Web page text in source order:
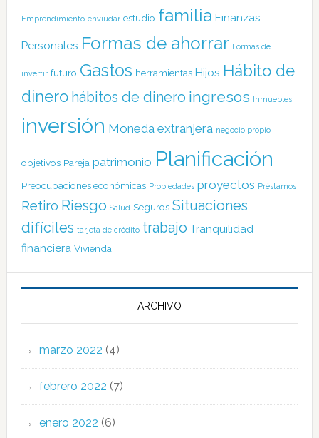
Emprendimiento enviudar estudio familia Finanzas
Personales Formas de ahorrar Formas de
invertir futuro Gastos herramientas Hijos Hábito de
dinero hábitos de dinero ingresos Inmuebles
inversión Moneda extranjera negocio propio
objetivos Pareja patrimonio Planificación
Preocupaciones económicas Propiedades proyectos Préstamos
Retiro Riesgo Salud Seguros Situaciones
difíciles tarjeta de crédito trabajo Tranquilidad
financiera Vivienda
ARCHIVO
marzo 2022 (4)
febrero 2022 (7)
enero 2022 (6)